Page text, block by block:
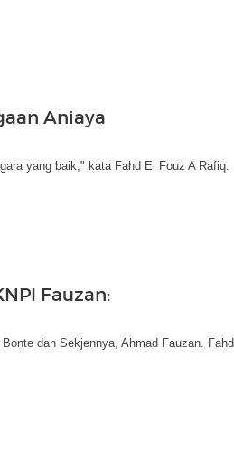
Aniaya
yang baik," kata Fahd El Fouz A Rafiq.
Fauzan:
dan Sekjennya, Ahmad Fauzan. Fahd